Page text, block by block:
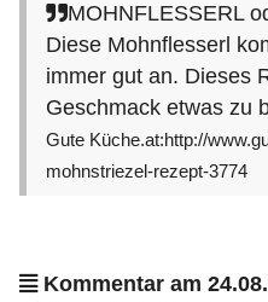
MOHNFLESSERL
Diese Mohnflesserl
immer gut an. Dieses
Geschmack etwas zu
Gute Küche.at:http://
mohnstriezel-rezept-3774
Kommentar am